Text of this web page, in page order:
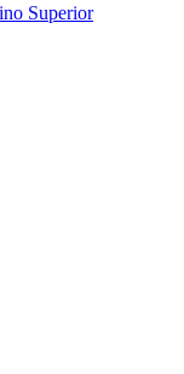
Superior